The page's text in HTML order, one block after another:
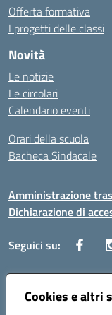
Cookies e altri
Offerta formativa
I progetti delle classi
Novità
Le notizie
Le circolari
Calendario eventi
Orari della scuola
Bacheca Sindacale
Amministrazione
Dichiarazione di
Seguici su:
Indirizzo:Via Vaccari n.5